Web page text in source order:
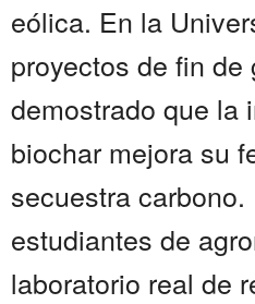
eólica. En la
proyectos de fin de
demostrado que la
biochar mejora su
secuestra carbono.
estudiantes de
laboratorio real de